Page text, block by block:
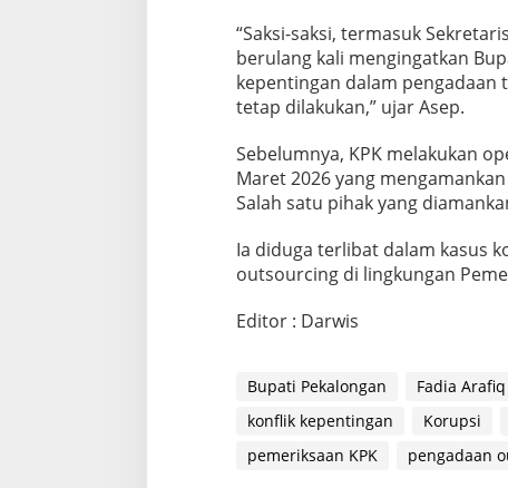
“Saksi-saksi, termasuk
berulang kali mengingatkan
kepentingan dalam pengadaan
tetap dilakukan,” ujar Asep.
Sebelumnya, KPK melakukan
Maret 2026 yang
Salah satu pihak yang
Ia diduga terlibat dalam kasus
outsourcing di lingkungan
Editor : Darwis
Bupati Pekalongan Fadia Arafiq
konflik kepentingan
Korupsi
pemeriksaan KPK
pengadaan